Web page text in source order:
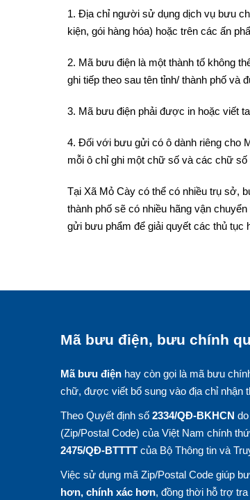
1. Địa chỉ người sử dụng dịch vụ bưu
kiện, gói hàng hóa) hoặc trên các ấn
2. Mã bưu điện là một thành tố không
ghi tiếp theo sau tên tỉnh/ thành phố và
3. Mã bưu điện phải được in hoặc viết
4. Đối với bưu gửi có ô dành riêng cho
mỗi ô chỉ ghi một chữ số và các chữ
Tại Xã Mỏ Cày có thể có nhiều trụ sở,
thành phố sẽ có nhiều hãng vận
gửi bưu phẩm để giải quyết các thủ tục
Mã bưu điện, bưu chính
Mã bưu điện hay còn gọi là mã bưu
chữ, được viết bổ sung vào địa chỉ nhận
Theo Quyết định số 2334/QĐ-BKHCN
(Zip/Postal Code) của Việt Nam chính
2475/QĐ-BTTTT của Bộ Thông tin và
Việc sử dụng mã Zip/Postal Code giúp
hơn, chính xác hơn, đồng thời hỗ trợ